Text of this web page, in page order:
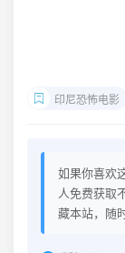
印尼恐怖电影
如果你喜欢
人免费获取
藏本站，随